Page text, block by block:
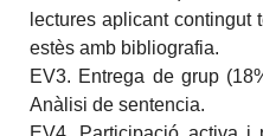
lectures aplicant
estès amb bibliografia.
EV3. Entrega de grup
Anàlisi de sentencia.